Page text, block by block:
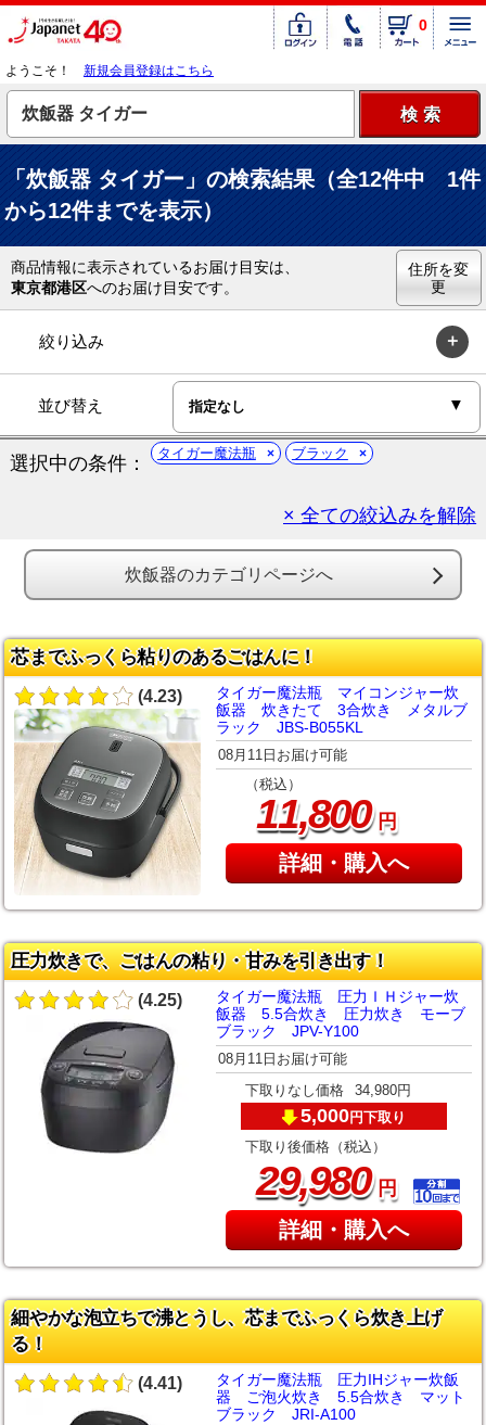
0
ようこそ！ 新規会員登録はこちら
「炊飯器 タイガー」の検索結果（全12件中 1件
から12件までを表示）
商品情報に表示されているお届け目安は、
東京都港区へのお届け目安です。
住所を変
更
絞り込み
並び替え
選択中の条件： タイガー魔法瓶 ブラック
× 全ての絞込みを解除
炊飯器のカテゴリページへ
芯までふっくら粘りのあるごはんに！
(4.23)
タイガー魔法瓶 マイコンジャー炊
飯器 炊きたて 3合炊き メタルブ
ラック JBS-B055KL
08月11日お届け可能
（税込）
11,800円
詳細・購入へ
圧力炊きで、ごはんの粘り・甘みを引き出す！
(4.25)
タイガー魔法瓶 圧力ＩＨジャー炊
飯器 5.5合炊き 圧力炊き モーブ
ブラック JPV-Y100
08月11日お届け可能
下取りなし価格 34,980円
5,000円下取り
下取り後価格（税込）
29,980円
詳細・購入へ
細やかな泡立ちで沸とうし、芯までふっくら炊き上げ
る！
(4.41)
タイガー魔法瓶 圧力IHジャー炊飯
器 ご泡火炊き 5.5合炊き マット
ブラック JRI-A100